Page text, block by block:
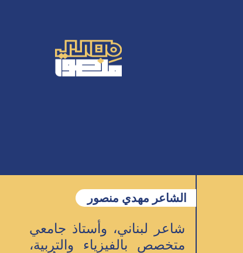
الشاعر مهدي منصور
شاعر لبناني، وأستاذ جامعي
متخصص بالفيزياء والتربية،